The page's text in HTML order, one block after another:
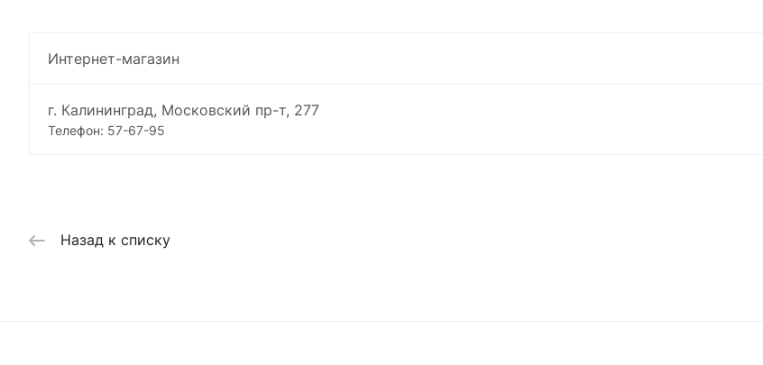
Интернет-магазин
г. Калининград, Московский пр-т, 277
Телефон: 57-67-95
Назад к списку